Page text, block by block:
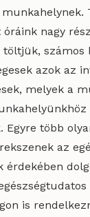
nagy
számos
azok az
melyek a
Egyre több
az
érdekében
is